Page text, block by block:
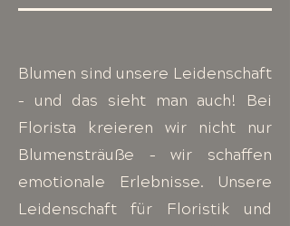
Blumen sind unsere Leidenschaft
– und das sieht man auch! Bei
Florista kreieren wir nicht nur
Blumensträuße – wir schaffen
emotionale Erlebnisse. Unsere
Leidenschaft für Floristik und